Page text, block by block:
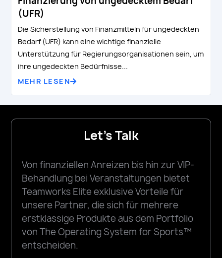
(UFR)
Die Sicherstellung von Finanzmitteln für ungedeckten
Bedarf (UFR) kann eine wichtige finanzielle
Unterstützung für Regierungsorganisationen sein, um
ihre ungedeckten Bedürfnisse...
MEHR LESEN
Let's Talk
Von finanziellen Anreizen bis hin zur VIP-
Behandlung bei Veranstaltungen bietet
Teamworks Elite exklusive Vorteile für
unsere Partner, die sich für mehrere
erstklassige Produkte aus dem Portfolio
von The Operating System for Sports™
entscheiden.